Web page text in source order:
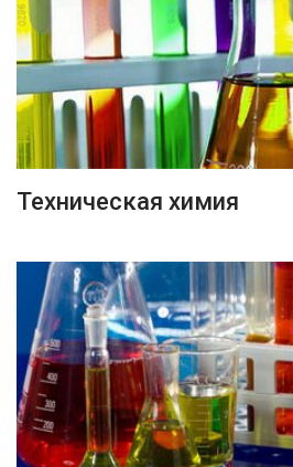
ПОДРОБНЕЕ
Техническая химия